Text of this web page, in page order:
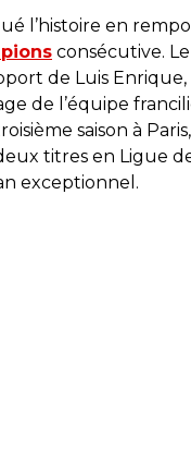
l’histoire en
consécutive.
de Luis Enrique,
de l’équipe
saison à
titres en Ligue
exceptionnel.